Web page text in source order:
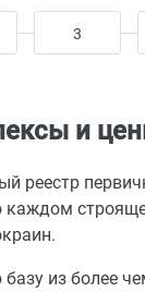
3
и
реестр
из более